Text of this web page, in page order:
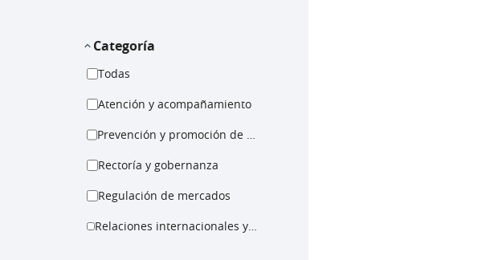
Categoría
Todas
Atención y acompañamiento
Prevención y promoción de salud
Rectoría y gobernanza
Regulación de mercados
Relaciones internacionales y cooperación